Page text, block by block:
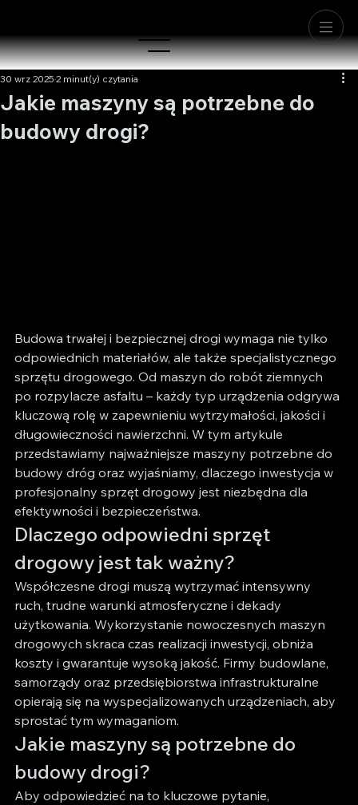
Jakie maszyny są potrzebne do
budowy drogi?
30 wrz 2025 2 minut(y) czytania
Budowa trwałej i bezpiecznej drogi wymaga nie tylko
odpowiednich materiałów, ale także specjalistycznego
sprzętu drogowego. Od maszyn do robót ziemnych
po rozpylacze asfaltu – każdy typ urządzenia odgrywa
kluczową rolę w zapewnieniu wytrzymałości, jakości i
długowieczności nawierzchni. W tym artykule
przedstawiamy najważniejsze maszyny potrzebne do
budowy dróg oraz wyjaśniamy, dlaczego inwestycja w
profesjonalny sprzęt drogowy jest niezbędna dla
efektywności i bezpieczeństwa.
Dlaczego odpowiedni sprzęt
drogowy jest tak ważny?
Współczesne drogi muszą wytrzymać intensywny
ruch, trudne warunki atmosferyczne i dekady
użytkowania. Wykorzystanie nowoczesnych maszyn
drogowych skraca czas realizacji inwestycji, obniża
koszty i gwarantuje wysoką jakość. Firmy budowlane,
samorządy oraz przedsiębiorstwa infrastrukturalne
opierają się na wyspecjalizowanych urządzeniach, aby
sprostać tym wymaganiom.
Jakie maszyny są potrzebne do
budowy drogi?
Aby odpowiedzieć na to kluczowe pytanie,